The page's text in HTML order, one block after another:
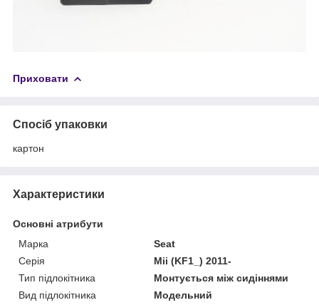
Приховати
Спосіб упаковки
картон
Характеристики
Основні атрибути
Марка
Seat
Серія
Mii (KF1_) 2011-
Тип підлокітника
Монтується між сидіннями
Вид підлокітника
Модельний